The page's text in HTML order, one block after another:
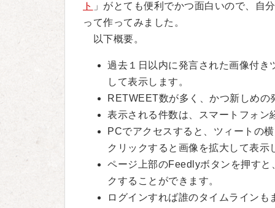
ト
」がとても便利でかつ面白いので、自
って作ってみました。
以下概要。
過去１日以内に発言された画像付
して表示します。
RETWEET数が多く、かつ新しめ
表示される件数は、スマートフォ
PCでアクセスすると、ツィートの
クリックすると画像を拡大して表示
ページ上部のFeedlyボタンを押す
クすることができます。
ログインすれば誰のタイムライン